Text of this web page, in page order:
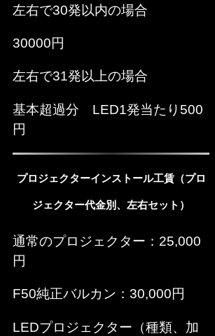
左右で30発以内の場合
30000円
左右で31発以上の場合
基本超過分 LED1発当たり500
円
プロジェクターインストール工賃（プロ
ジェクター代金別、左右セット）
通常のプロジェクター：25,000
円
F50純正バルカン：30,000円
LEDプロジェクター（種類、加